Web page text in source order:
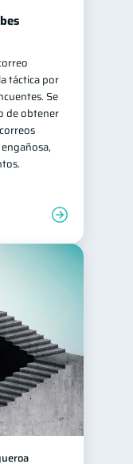
táctica por
Se
de obtener